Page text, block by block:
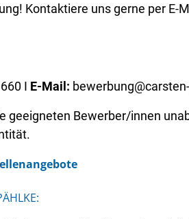
Kontaktiere uns gerne per E-
I E-Mail:
geeigneten Bewerber/innen